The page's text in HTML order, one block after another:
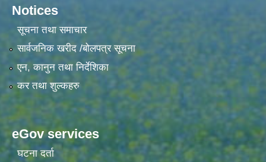
Notices
सूचना तथा समाचार
सार्वजनिक खरीद /बोलपत्र सूचना
एन, कानुन तथा निर्देशिका
कर तथा शुल्कहरु
eGov services
घटना दर्ता